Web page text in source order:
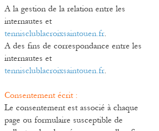
A la gestion de la relation entre les
internautes et
tennisclublacroixsaintouen.fr.
A des fins de correspondance entre les
internautes et
tennisclublacroixsaintouen.fr.
Consentement écrit :
Le consentement est associé à chaque
page ou formulaire susceptible de